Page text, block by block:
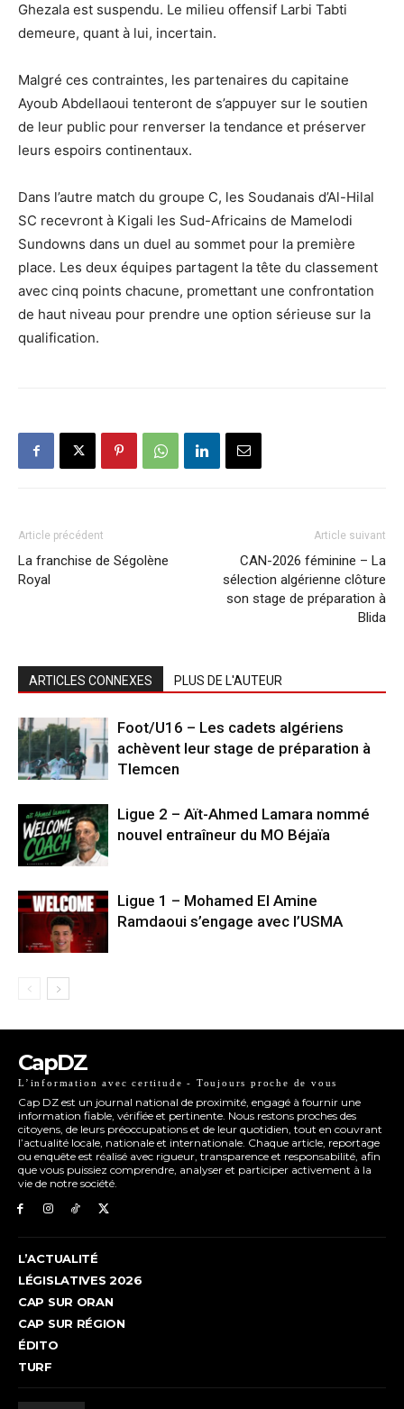
Ghezala est suspendu. Le milieu offensif Larbi Tabti
demeure, quant à lui, incertain.
Malgré ces contraintes, les partenaires du capitaine
Ayoub Abdellaoui tenteront de s’appuyer sur le soutien
de leur public pour renverser la tendance et préserver
leurs espoirs continentaux.
Dans l’autre match du groupe C, les Soudanais d’Al-Hilal
SC recevront à Kigali les Sud-Africains de Mamelodi
Sundowns dans un duel au sommet pour la première
place. Les deux équipes partagent la tête du classement
avec cinq points chacune, promettant une confrontation
de haut niveau pour prendre une option sérieuse sur la
qualification.
Article précédent
La franchise de Ségolène
Royal
Article suivant
CAN-2026 féminine – La
sélection algérienne clôture
son stage de préparation à
Blida
ARTICLES CONNEXES PLUS DE L'AUTEUR
Foot/U16 – Les cadets algériens
achèvent leur stage de préparation à
Tlemcen
Ligue 2 – Aït-Ahmed Lamara nommé
nouvel entraîneur du MO Béjaïa
Ligue 1 – Mohamed El Amine
Ramdaoui s’engage avec l’USMA
CapDZ
L’information avec certitude - Toujours proche de vous
Cap DZ est un journal national de proximité, engagé à fournir une
information fiable, vérifiée et pertinente. Nous restons proches des
citoyens, de leurs préoccupations et de leur quotidien, tout en couvrant
l’actualité locale, nationale et internationale. Chaque article, reportage
ou enquête est réalisé avec rigueur, transparence et responsabilité, afin
que vous puissiez comprendre, analyser et participer activement à la
vie de notre société.
L’ACTUALITÉ
LÉGISLATIVES 2026
CAP SUR ORAN
CAP SUR RÉGION
ÉDITO
TURF